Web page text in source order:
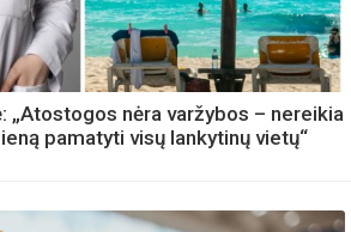
„Atostogos nėra varžybos – nereikia
pamatyti visų lankytinų vietų“